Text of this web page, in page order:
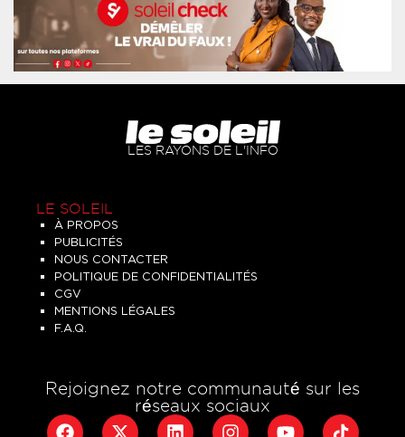
LES RAYONS DE L'INFO
LE SOLEIL
À PROPOS
PUBLICITÉS
NOUS CONTACTER
POLITIQUE DE CONFIDENTIALITÉS
CGV
MENTIONS LÉGALES
F.A.Q.
Rejoignez notre communauté sur les
réseaux sociaux